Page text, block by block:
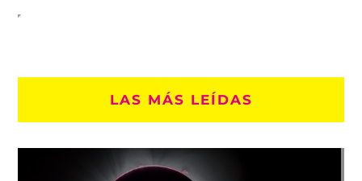
LAS MÁS LEÍDAS